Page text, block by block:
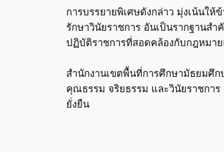
การบรรยายพิเศษดังกล่าว มุ่งเน้นใ
รักษาวินัยราชการ อันเป็นรากฐานส
ปฏิบัติราชการที่สอดคล้องกับกฎหมาย
สำนักงานเขตพื้นที่การศึกษามัธยมศึ
คุณธรรม จริยธรรม และวินัยราชกา
ยั่งยืน